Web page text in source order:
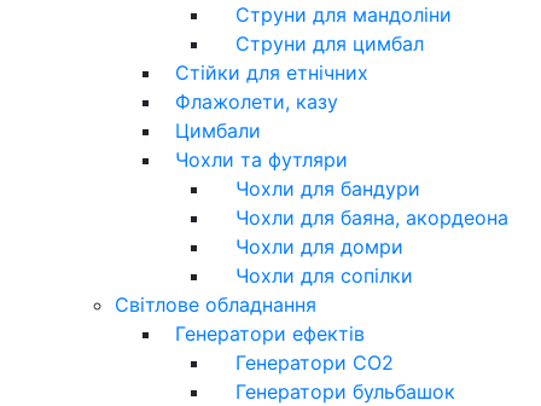
Струни для мандоліни
Струни для цимбал
Стійки для етнічних
Флажолети, казу
Цимбали
Чохли та футляри
Чохли для бандури
Чохли для баяна, акордеона
Чохли для домри
Чохли для сопілки
Світлове обладнання
Генератори ефектів
Генератори CO2
Генератори бульбашок